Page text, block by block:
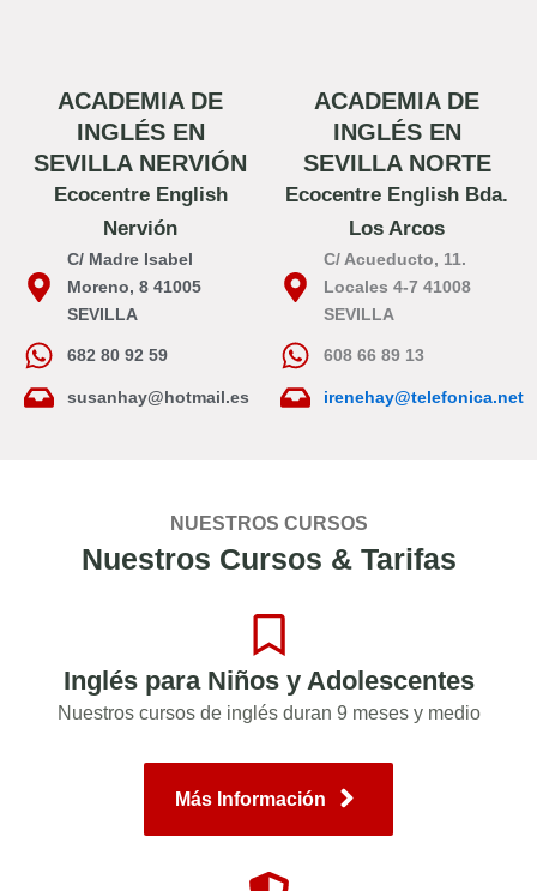
ACADEMIA DE
INGLÉS EN
SEVILLA NERVIÓN
Ecocentre English
Nervión
C/ Madre Isabel
Moreno, 8 41005
SEVILLA
682 80 92 59
susanhay@hotmail.es
ACADEMIA DE
INGLÉS EN
SEVILLA NORTE
Ecocentre English Bda.
Los Arcos
C/ Acueducto, 11.
Locales 4-7 41008
SEVILLA
608 66 89 13
irenehay@telefonica.net
NUESTROS CURSOS
Nuestros Cursos & Tarifas
Inglés para Niños y Adolescentes
Nuestros cursos de inglés duran 9 meses y medio
Más Información